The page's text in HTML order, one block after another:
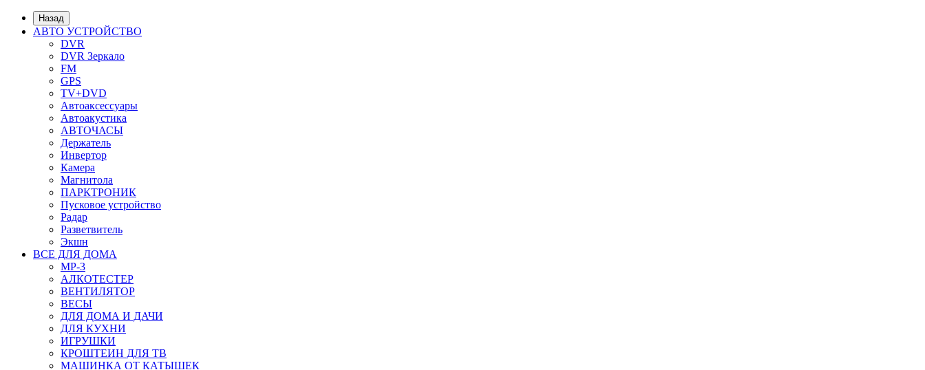
Назад
АВТО УСТРОЙСТВО
DVR
DVR Зеркало
FM
GPS
TV+DVD
Автоаксессуары
Автоакустика
АВТОЧАСЫ
Держатель
Инвертор
Камера
Магнитола
ПАРКТРОНИК
Пусковое устройство
Радар
Разветвитель
Экшн
ВСЕ ДЛЯ ДОМА
MP-3
АЛКОТЕСТЕР
ВЕНТИЛЯТОР
ВЕСЫ
ДЛЯ ДОМА И ДАЧИ
ДЛЯ КУХНИ
ИГРУШКИ
КРОШТЕИН ДЛЯ ТВ
МАШИНКА ОТ КАТЫШЕК